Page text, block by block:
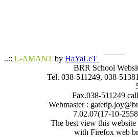
..:: L-AMANT by HaYaLeT
BRR School
Tel. 038-511249, 038-
Fax.038-511249
Webmaster :
7.02.07(17-10-
The best view this
with Firefox web